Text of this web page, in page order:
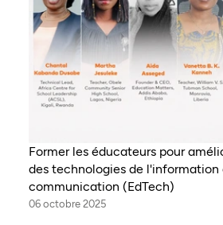
Former les éducateurs pour
des technologies de l'information
communication (EdTech)
06 octobre 2025